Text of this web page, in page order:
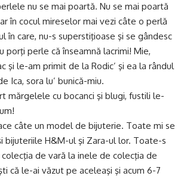
nu se mai poartă. Nu se mai poartă
în cocul mireselor mai vezi câte o perlă
în care, nu-s superstiţioase şi se gândesc
porţi perle că înseamnă lacrimi! Mie,
şi le-am primit de la Rodic’ şi ea la rândul
Ica, sora lu’ bunică-miu.
mărgelele cu bocanci şi blugi, fustili le-
câte un model de bijuterie. Toate mi se
bijuteriile H&M-ul şi Zara-ul lor. Toate-s
de vară la inele de colecţia de
că le-ai văzut pe aceleaşi şi acum 6-7